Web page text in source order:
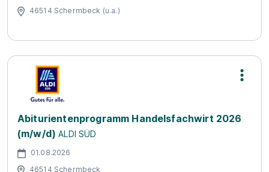
46514 Schermbeck (u.a.)
Abiturientenprogramm Handelsfachwirt 2026
(m/w/d) ALDI SÜD
01.08.2026
46514 Schermbeck